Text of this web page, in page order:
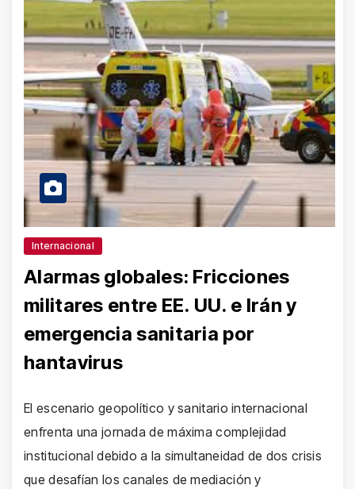
Internacional
Alarmas globales: Fricciones
militares entre EE. UU. e Irán y
emergencia sanitaria por
hantavirus
El escenario geopolítico y sanitario internacional
enfrenta una jornada de máxima complejidad
institucional debido a la simultaneidad de dos crisis
que desafían los canales de mediación y